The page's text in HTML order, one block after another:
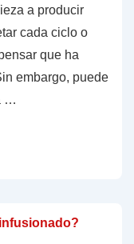
a producir
cada ciclo o
que ha
embargo, puede
…